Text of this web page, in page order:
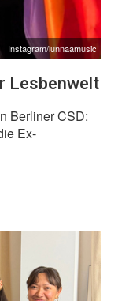
Instagram/lunnaamusic
Lesbenwelt
Berliner CSD:
Ex-